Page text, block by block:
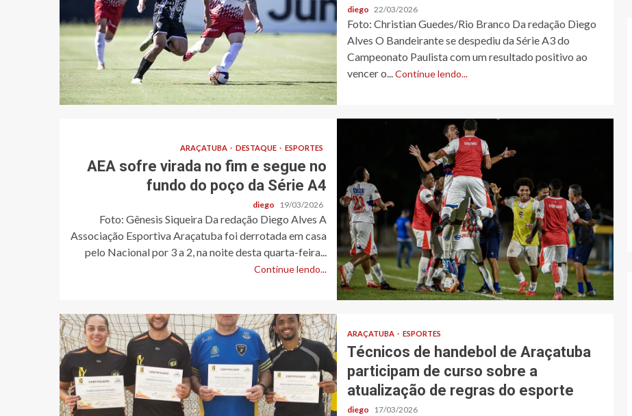
diego 22/03/2026
Foto: Christian Guedes/Rio Branco Da redação Diego
Alves O Bandeirante se despediu da Série A3 do
Campeonato Paulista com um resultado positivo ao
vencer o... Continue lendo...
ARAÇATUBA DESTAQUE ESPORTES
AEA sofre virada no fim e segue no
fundo do poço da Série A4
diego 19/03/2026
Foto: Gênesis Siqueira Da redação Diego Alves A
Associação Esportiva Araçatuba foi derrotada em casa
pelo Nacional por 3 a 2, na noite desta quarta-feira...
Continue lendo...
ARAÇATUBA ESPORTES
Técnicos de handebol de Araçatuba
participam de curso sobre a
atualização de regras do esporte
diego 17/03/2026